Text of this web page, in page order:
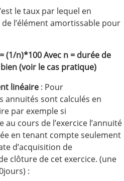
le taux par lequel en
l’élément amortissable pour
(1/n)*100 Avec n = durée de
(voir le cas pratique)
linéaire : Pour
annuités sont calculés en
par exemple si
cours de l’exercice l’annuité
en tenant compte seulement
d’acquisition de
clôture de cet exercice. (une
: